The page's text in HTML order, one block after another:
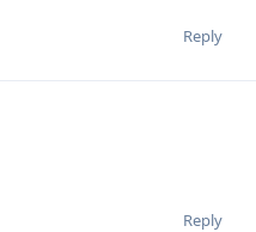
Reply
Reply